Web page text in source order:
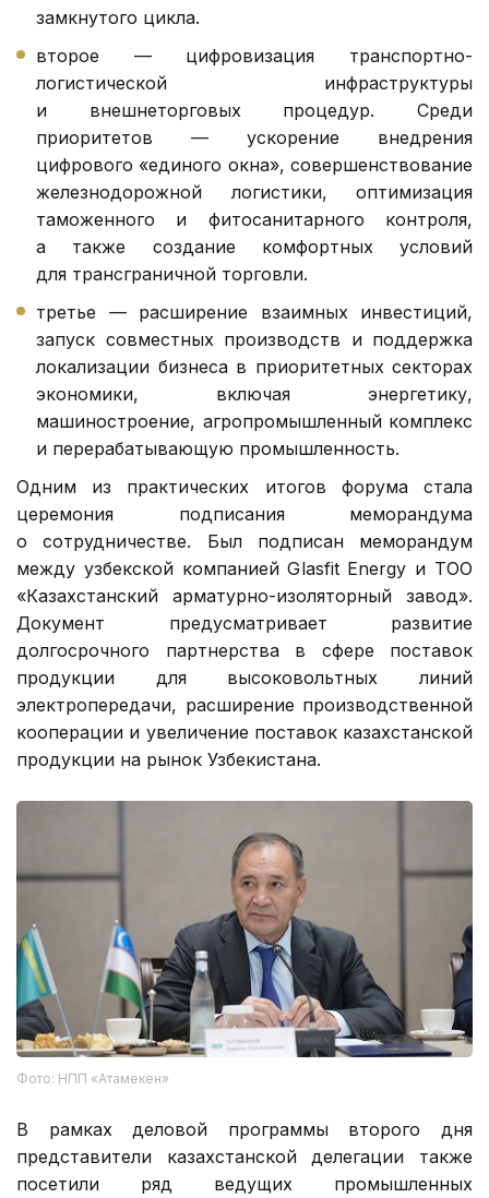
замкнутого цикла.
второе — цифровизация транспортно-
логистической инфраструктуры
и внешнеторговых процедур. Среди
приоритетов — ускорение внедрения
цифрового «единого окна», совершенствование
железнодорожной логистики, оптимизация
таможенного и фитосанитарного контроля,
а также создание комфортных условий
для трансграничной торговли.
третье — расширение взаимных инвестиций,
запуск совместных производств и поддержка
локализации бизнеса в приоритетных секторах
экономики, включая энергетику,
машиностроение, агропромышленный комплекс
и перерабатывающую промышленность.
Одним из практических итогов форума стала
церемония подписания меморандума
о сотрудничестве. Был подписан меморандум
между узбекской компанией Glasfit Energy и ТОО
«Казахстанский арматурно-изоляторный завод».
Документ предусматривает развитие
долгосрочного партнерства в сфере поставок
продукции для высоковольтных линий
электропередачи, расширение производственной
кооперации и увеличение поставок казахстанской
продукции на рынок Узбекистана.
Фото: НПП «Атамекен»
В рамках деловой программы второго дня
представители казахстанской делегации также
посетили ряд ведущих промышленных